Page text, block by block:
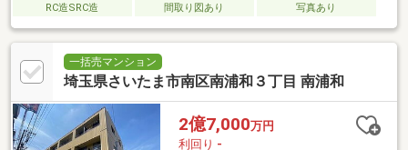
RC造SRC造 間取り図あり 写真あり
一括売マンション
埼玉県さいたま市南区南浦和３丁目 南浦和
2億7,000万円
利回り -